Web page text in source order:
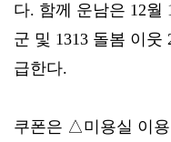
다. 함께 운남은 12월
군 및 1313 돌봄 이웃
급한다.
쿠폰은 △미용실 이용